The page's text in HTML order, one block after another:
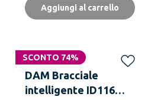
Aggiungi al carrello
SCONTO 74%
DAM Bracciale
intelligente ID116